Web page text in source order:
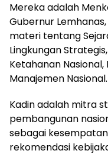
Mereka adalah
Gubernur
materi tentang
Lingkungan
Ketahanan Nasional,
Manajemen Nasional.
Kadin adalah mitra
pembangunan
sebagai
rekomendasi